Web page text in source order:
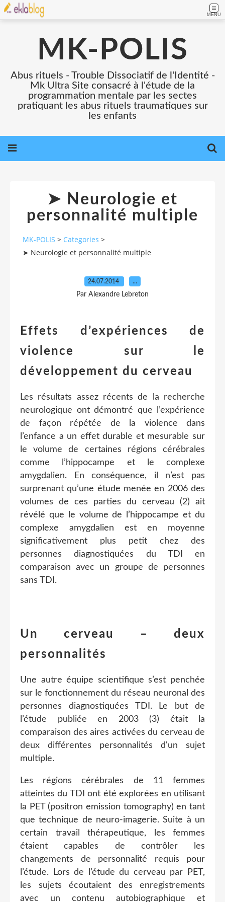
MENU
MK-POLIS
Abus rituels - Trouble Dissociatif de l'Identité -
Mk Ultra Site consacré à l'étude de la
programmation mentale par les sectes
pratiquant les abus rituels traumatiques sur
les enfants
➤ Neurologie et
personnalité multiple
MK-POLIS > Categories >
➤ Neurologie et personnalité multiple
24.07.2014 …
Par Alexandre Lebreton
Effets d’expériences de
violence sur le
développement du cerveau
Les résultats assez récents de la recherche
neurologique ont démontré que l’expérience
de façon répétée de la violence dans
l’enfance a un effet durable et mesurable sur
le volume de certaines régions cérébrales
comme l’hippocampe et le complexe
amygdalien. En conséquence, il n’est pas
surprenant qu’une étude menée en 2006 des
volumes de ces parties du cerveau (2) ait
révélé que le volume de l’hippocampe et du
complexe amygdalien est en moyenne
significativement plus petit chez des
personnes diagnostiquées du TDI en
comparaison avec un groupe de personnes
sans TDI.
Un cerveau – deux
personnalités
Une autre équipe scientifique s’est penchée
sur le fonctionnement du réseau neuronal des
personnes diagnostiquées TDI. Le but de
l’étude publiée en 2003 (3) était la
comparaison des aires activées du cerveau de
deux différentes personnalités d'un sujet
multiple.
Les régions cérébrales de 11 femmes
atteintes du TDI ont été explorées en utilisant
la PET (positron emission tomography) en tant
que technique de neuro-imagerie. Suite à un
certain travail thérapeutique, les femmes
étaient capables de contrôler les
changements de personnalité requis pour
l’étude. Lors de l’étude du cerveau par PET,
les sujets écoutaient des enregistrements
avec un contenu autobiographique et